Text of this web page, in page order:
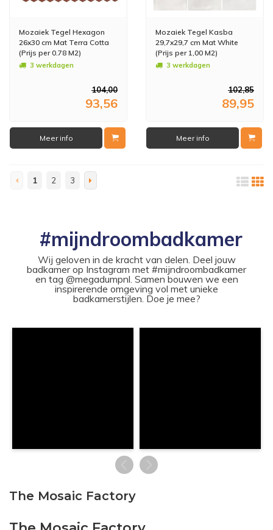
Mozaiek Tegel Hexagon
26x30 cm Mat Terra Cotta
(Prijs per 0.78 M2)
3 werkdagen
104,00
93,56
Meer info
Mozaiek Tegel Kasba
29,7x29,7 cm Mat White
(Prijs per 1,00 M2)
3 werkdagen
102,85
89,95
Meer info
1 2 3
#mijndroombadkamer
Wij geloven in de kracht van delen. Deel jouw
badkamer op Instagram met #mijndroombadkamer
en tag @megadumpnl. Samen bouwen we een
inspirerende omgeving vol met unieke
badkamerstijlen. Doe je mee?
The Mosaic Factory